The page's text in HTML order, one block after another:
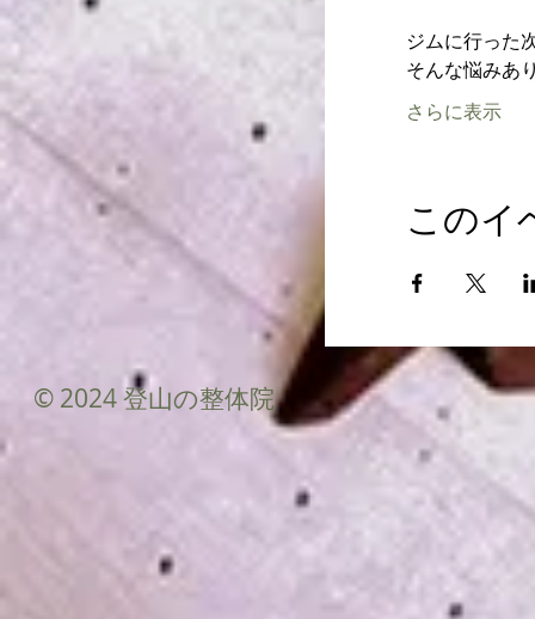
ジムに行った
そんな悩みあ
さらに表示
このイ
© 2024 登山の整体院